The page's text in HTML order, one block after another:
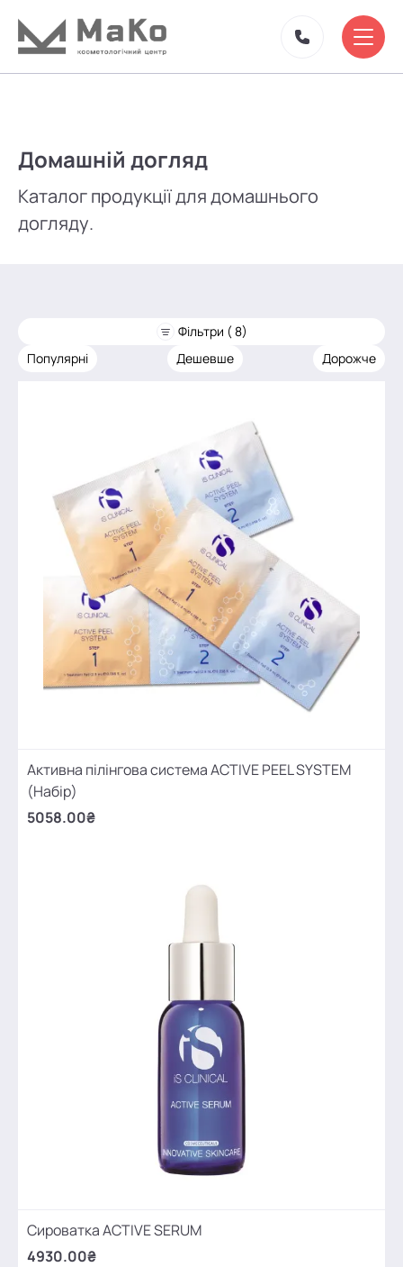
Домашній догляд
Каталог продукції для домашнього
догляду.
Фільтри ( 8)
Популярні
Дешевше Дорожче
Активна пілінгова система ACTIVE PEEL SYSTEM
(Набір)
5058.00₴
Сироватка ACTIVE SERUM
4930.00₴